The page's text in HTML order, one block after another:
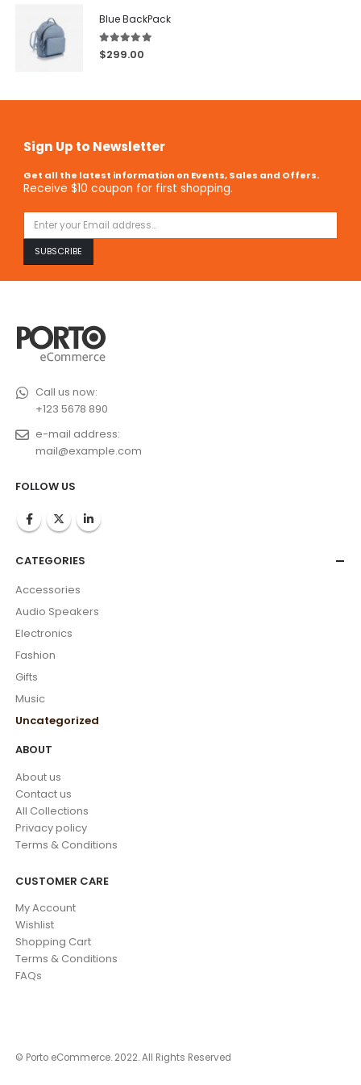
Blue BackPack
5.00out of 5
$299.00
Sign Up to Newsletter
Get all the latest information on Events, Sales and Offers.
Receive $10 coupon for first shopping.
Call us now:
+123 5678 890
e-mail address:
mail@example.com
FOLLOW US
CATEGORIES
Accessories
Audio Speakers
Electronics
Fashion
Gifts
Music
Uncategorized
ABOUT
About us
Contact us
All Collections
Privacy policy
Terms & Conditions
CUSTOMER CARE
My Account
Wishlist
Shopping Cart
Terms & Conditions
FAQs
© Porto eCommerce. 2022. All Rights Reserved